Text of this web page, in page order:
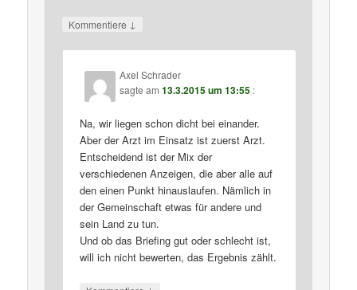
Kommentiere ↓
Axel Schrader
sagte am13.3.2015 um 13:55 :
Na, wir liegen schon dicht bei einander.
Aber der Arzt im Einsatz ist zuerst Arzt.
Entscheidend ist der Mix der
verschiedenen Anzeigen, die aber alle auf
den einen Punkt hinauslaufen. Nämlich in
der Gemeinschaft etwas für andere und
sein Land zu tun.
Und ob das Briefing gut oder schlecht ist,
will ich nicht bewerten, das Ergebnis zählt.